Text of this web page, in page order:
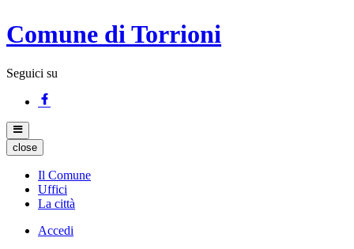
Comune di Torrioni
Seguici su
close
Il Comune
Uffici
La città
Accedi